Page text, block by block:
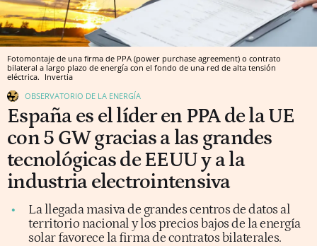
Fotomontaje de una firma de PPA (power purchase agreement) o contrato
bilateral a largo plazo de energía con el fondo de una red de alta tensión
eléctrica. Invertia
OBSERVATORIO DE LA ENERGÍA
España es el líder en PPA de la UE
con 5 GW gracias a las grandes
tecnológicas de EEUU y a la
industria electrointensiva
La llegada masiva de grandes centros de datos al
territorio nacional y los precios bajos de la energía
solar favorece la firma de contratos bilaterales.